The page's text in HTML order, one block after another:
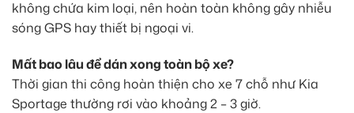
không chứa kim loại, nên hoàn toàn không gây nhiễu
sóng GPS hay thiết bị ngoại vi.
Mất bao lâu để dán xong toàn bộ xe?
Thời gian thi công hoàn thiện cho xe 7 chỗ như Kia
Sportage thường rơi vào khoảng 2 – 3 giờ.